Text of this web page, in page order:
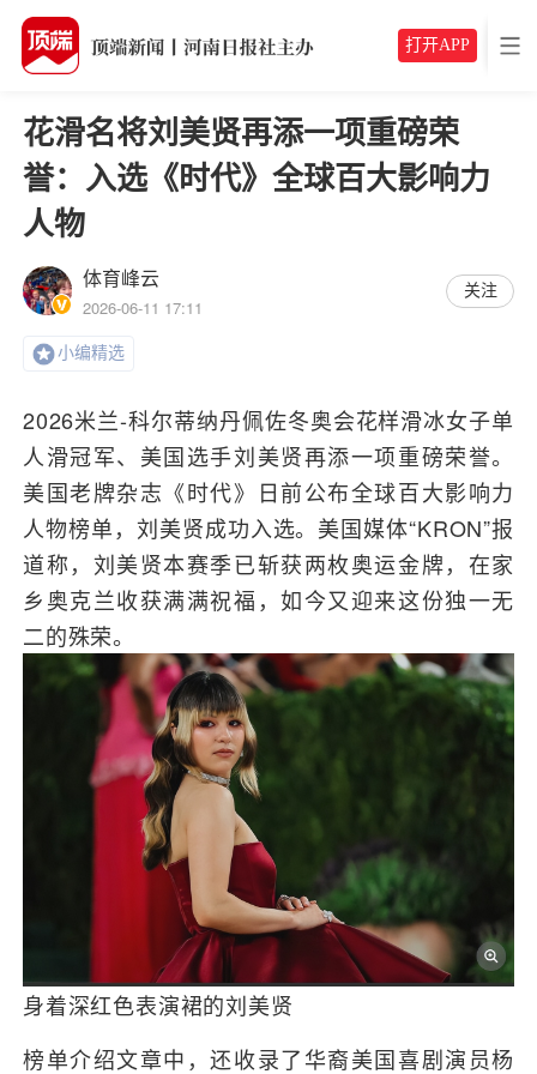
打开APP
花滑名将刘美贤再添一项重磅荣
誉：入选《时代》全球百大影响力
人物
体育峰云
2026-06-11 17:11
关注
小编精选
2026米兰-科尔蒂纳丹佩佐冬奥会花样滑冰女子单
人滑冠军、美国选手刘美贤再添一项重磅荣誉。
美国老牌杂志《时代》日前公布全球百大影响力
人物榜单，刘美贤成功入选。美国媒体“KRON”报
道称，刘美贤本赛季已斩获两枚奥运金牌，在家
乡奥克兰收获满满祝福，如今又迎来这份独一无
二的殊荣。
身着深红色表演裙的刘美贤
榜单介绍文章中，还收录了华裔美国喜剧演员杨